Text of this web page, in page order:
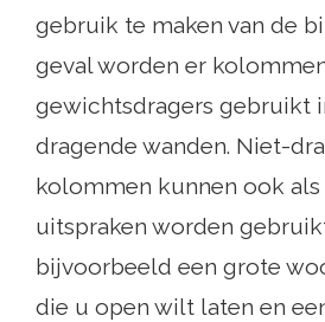
gebruik te maken van de
geval worden er
gewichtsdragers gebruikt
dragende wanden. Niet-
kolommen kunnen ook
uitspraken worden
bijvoorbeeld een grote
die u open wilt laten en